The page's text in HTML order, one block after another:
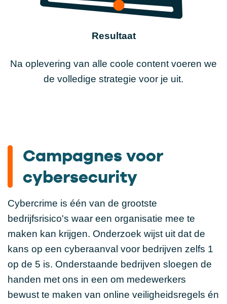
Resultaat
Na oplevering van alle coole content voeren we
de volledige strategie voor je uit.
Campagnes voor
cybersecurity
Cybercrime is één van de grootste
bedrijfsrisico's waar een organisatie mee te
maken kan krijgen. Onderzoek wijst uit dat de
kans op een cyberaanval voor bedrijven zelfs 1
op de 5 is. Onderstaande bedrijven sloegen de
handen met ons in een om medewerkers
bewust te maken van online veiligheidsregels én